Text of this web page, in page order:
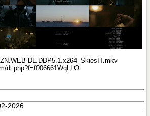
DL.DDP5.1.x264_SkiesIT.mkv
dl.php?f=f006661WqLLO
2026